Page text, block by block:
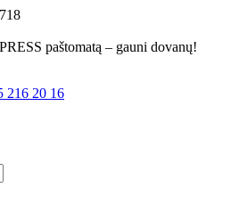
paštomatą – gauni dovanų!
216 20 16